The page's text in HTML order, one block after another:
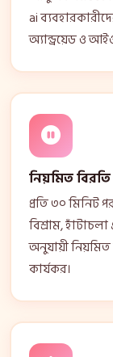
ai
অ্যান্ড্রয়েড ও
নিয়মিত
প্রতি ৩০ মিনিট
বিশ্রাম,
অনুযায়ী নিয়মিত
কার্যকর।